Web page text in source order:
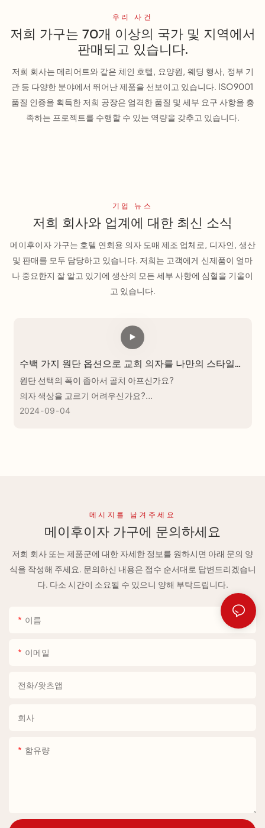
우리 사건
저희 가구는 70개 이상의 국가 및 지역에서
판매되고 있습니다.
저희 회사는 메리어트와 같은 체인 호텔, 요양원, 웨딩 행사, 정부 기
관 등 다양한 분야에서 뛰어난 제품을 선보이고 있습니다. ISO9001
품질 인증을 획득한 저희 공장은 엄격한 품질 및 세부 요구 사항을 충
족하는 프로젝트를 수행할 수 있는 역량을 갖추고 있습니다.
기업 뉴스
저희 회사와 업계에 대한 최신 소식
메이후이자 가구는 호텔 연회용 의자 도매 제조 업체로, 디자인, 생산
및 판매를 모두 담당하고 있습니다. 저희는 고객에게 신제품이 얼마
나 중요한지 잘 알고 있기에 생산의 모든 세부 사항에 심혈을 기울이
고 있습니다.
수백 가지 원단 옵션으로 교회 의자를 나만의 스타일로
꾸며보세요.
원단 선택의 폭이 좁아서 골치 아프신가요?
의자 색상을 고르기 어려우신가요?
2024 09 04
메시지를 남겨주세요
메이후이자 가구에 문의하세요
저희 회사 또는 제품군에 대한 자세한 정보를 원하시면 아래 문의 양
식을 작성해 주세요. 문의하신 내용은 접수 순서대로 답변드리겠습니
다. 다소 시간이 소요될 수 있으니 양해 부탁드립니다.
이름
이메일
전화/왓츠앱
회사
함유량